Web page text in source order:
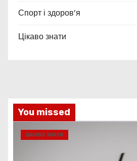
Спорт і здоров’я
Цікаво знати
You missed
ЦІКАВО ЗНАТИ